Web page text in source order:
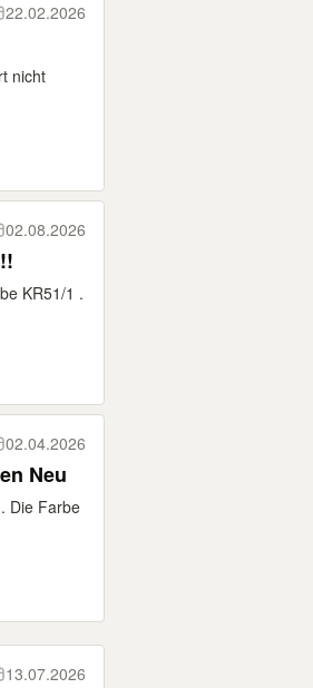
22.02.2026
nicht
02.08.2026
!!
KR51/1 .
02.04.2026
Neu
Die Farbe
13.07.2026